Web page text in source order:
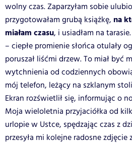
wolny czas. Zaparzyłam sobie
przygotowałam grubą książkę, na
miałam czasu, i usiadłam na
– ciepłe promienie słońca otulały
poruszał liśćmi drzew. To miał być
wytchnienia od codziennych
mój telefon, leżący na szklanym
Ekran rozświetlił się, informując o
Moja wieloletnia przyjaciółka od
urlopie w Ustce, spędzając czas z
przesyła mi kolejne radosne zdjęcie